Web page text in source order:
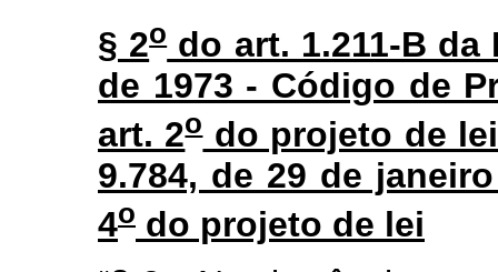
§ 2odo art. 1.211-B da
de 1973 - Código de
art. 2odo projeto de
9.784, de 29 de
4o do projeto de lei